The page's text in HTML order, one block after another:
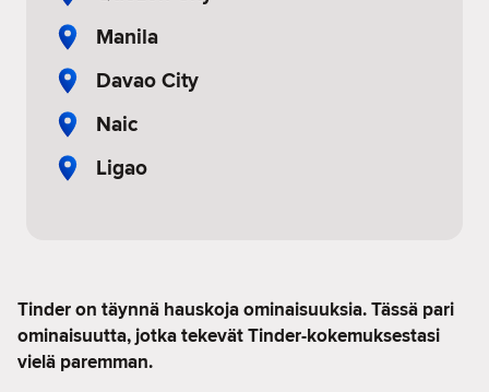
Manila
Davao City
Naic
Ligao
Tinder on täynnä hauskoja ominaisuuksia. Tässä pari
ominaisuutta, jotka tekevät Tinder-kokemuksestasi
vielä paremman.